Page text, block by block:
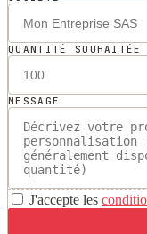
QUANTITÉ SOUHAITÉE
MESSAGE
J'accepte les